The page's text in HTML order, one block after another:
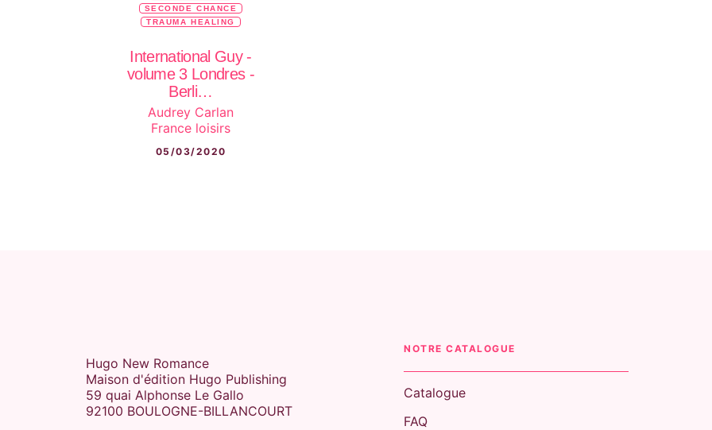
SECONDE CHANCE
TRAUMA HEALING
International Guy -
volume 3 Londres -
Berli…
Audrey Carlan
France loisirs
05/03/2020
Hugo New Romance
Maison d'édition Hugo Publishing
59 quai Alphonse Le Gallo
92100 BOULOGNE-BILLANCOURT
NOTRE CATALOGUE
Catalogue
FAQ